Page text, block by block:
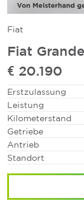
Fiat
Fiat
€ 20.190
Erstzulassung
Leistung
Kilometerstand
Getriebe
Antrieb
Standort